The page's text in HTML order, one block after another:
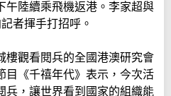
午陸續乘飛機返港。李家超與
者揮手打招呼。
樓觀看閱兵的全國港澳研究會
目《千禧年代》表示，今次活
兵，讓世界看到國家的組織能